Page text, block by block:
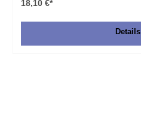
18,10 €*
Details